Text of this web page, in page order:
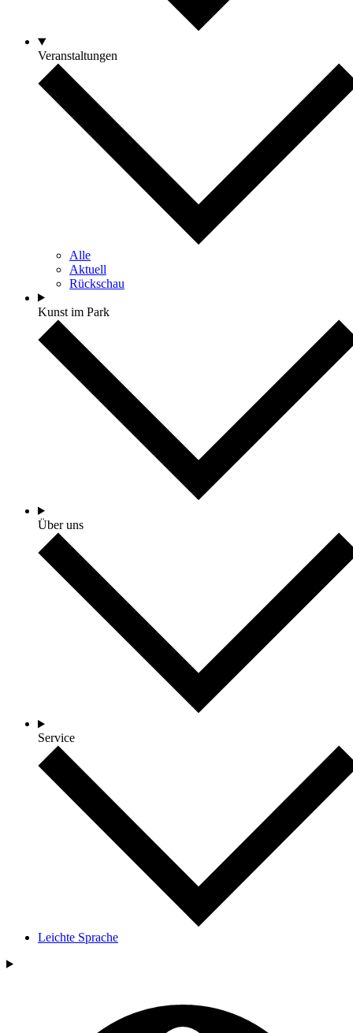
Veranstaltungen
Alle
Aktuell
Rückschau
Kunst im Park
Über uns
Service
Leichte Sprache